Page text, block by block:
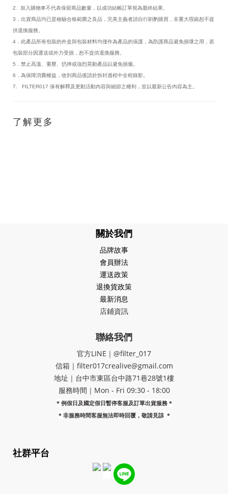
2. 加入購物車不代表保留商品數量，以成功結帳訂單視為最終結果。
3．出貨商品均已是檢驗合格範圍之良品，完美主義者請自行斟酌購買，非重大瑕疵恕不提
供退換服務。
4．此產品所有包裝的外盒與包裝材料均僅作為產品的保護，為防護商品避免損壞之用，若
包裝部分因運送或外力受損，恕不提供退換服務。
5．禁止高溫、重壓、扔摔或強烈晃動產品以避免損傷。
6．為保障消費權益，收到商品後請於拆封過程中全程錄影。
7. FILTER017 保有解釋及更動活動內容與細節之權利，並以最新公告內容為主。
了解更多
關於我們
品牌故事
會員辦法
運送政策
退換貨政策
最新消息
店鋪資訊
聯絡我們
官方LINE｜@filter_017
信箱｜filter017crealive@gmail.com
地址｜​台中市東區台中路71巷28號1樓
服務時間｜Mon - Fri 09:30 - 18:00
* 例假日及國定假日暫停客服及訂單出貨服務 *
* 非服務時間客服無法即時回覆，敬請見諒 *
社群平台